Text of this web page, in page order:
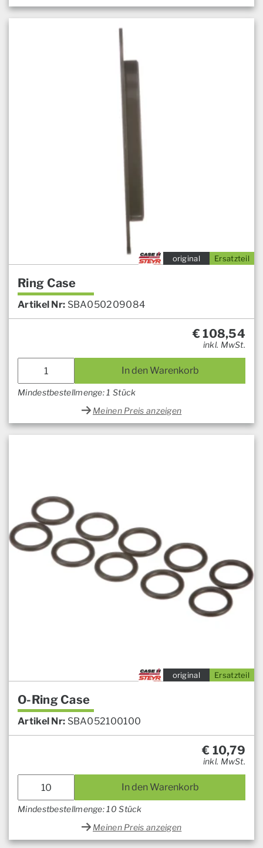
Ersatzteil
original
Ring Case
Artikel Nr: SBA050209084
€108,54
inkl. MwSt.
In den Warenkorb
Mindestbestellmenge: 1 Stück
Meinen Preis anzeigen
Ersatzteil
original
O-Ring Case
Artikel Nr: SBA052100100
€ 10,79
inkl. MwSt.
In den Warenkorb
Mindestbestellmenge: 10 Stück
Meinen Preis anzeigen